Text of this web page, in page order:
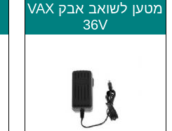
מטען לשואב אבק VAX
36V